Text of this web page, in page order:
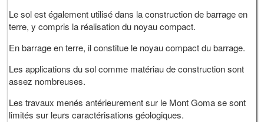
Le sol est également utilisé dans la construction de barrage en
terre, y compris la réalisation du noyau compact.
En barrage en terre, il constitue le noyau compact du barrage.
Les applications du sol comme matériau de construction sont
assez nombreuses.
Les travaux menés antérieurement sur le Mont Goma se sont
limités sur leurs caractérisations géologiques.